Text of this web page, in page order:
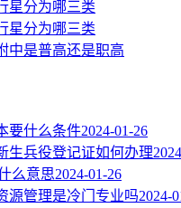
星分为哪三类
星分为哪三类
中是普高还是职高
要什么条件2024-01-26
生兵役登记证如何办理
么意思2024-01-26
源管理是冷门专业吗2024-